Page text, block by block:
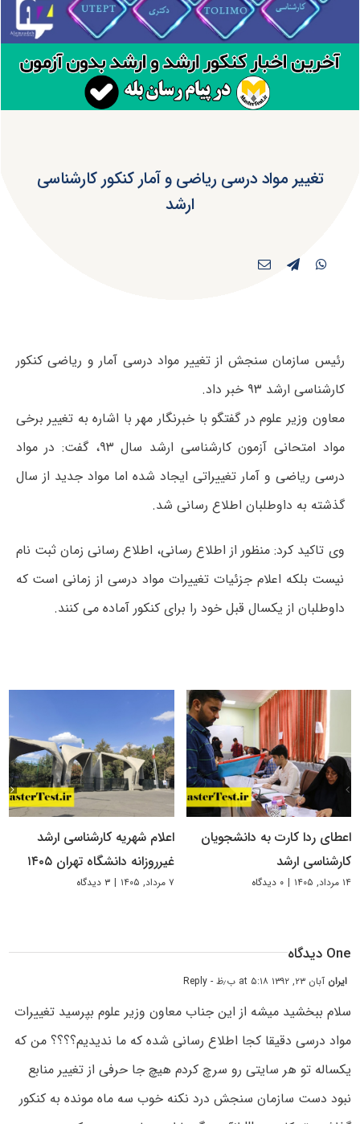
تغییر مواد درسی ریاضی و آمار کنکور کارشناسی
ارشد
رئیس سازمان سنجش از تغییر مواد درسی آمار و ریاضی کنکور
کارشناسی ارشد ۹۳ خبر داد.
معاون وزیر علوم در گفتگو با خبرنگار مهر با اشاره به تغییر برخی
مواد امتحانی آزمون کارشناسی ارشد سال ۹۳، گفت: در مواد
درسی ریاضی و آمار تغییراتی ایجاد شده اما مواد جدید از سال
گذشته به داوطلبان اطلاع رسانی شد.
وی تاکید کرد: منظور از اطلاع رسانی، اطلاع رسانی زمان ثبت نام
نیست بلکه اعلام جزئیات تغییرات مواد درسی از زمانی است که
داوطلبان از یکسال قبل خود را برای کنکور آماده می کنند.
اعطای ردا کارت به دانشجویان
کارشناسی ارشد
۱۴ مرداد, ۱۴۰۵ | ۰ دیدگاه
اعلام شهریه کارشناسی ارشد
غیرروزانه دانشگاه تهران ۱۴۰۵
۷ مرداد, ۱۴۰۵ | ۳ دیدگاه
One دیدگاه
ایران آبان ۲۳, ۱۳۹۲ at ۵:۱۸ ب٫ظ - Reply
سلام ببخشید میشه از این جناب معاون وزیر علوم بپرسید تغییرات
مواد درسی دقیقا کجا اطلاع رسانی شده که ما ندیدیم؟؟؟؟ من که
یکساله تو هر سایتی رو سرچ کردم هیچ جا حرفی از تغییر منابع
نبود دست سازمان سنجش درد نکنه خوب سه ماه مونده به کنکور